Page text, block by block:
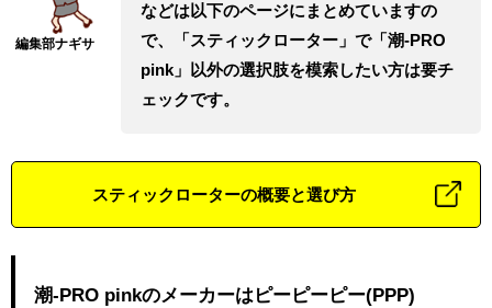
などは以下のページにまとめていますの
で、「スティックローター」で「潮-PRO
pink」以外の選択肢を模索したい方は要チ
ェックです。
スティックローターの概要と選び方
潮-PRO pinkのメーカーはピーピーピー(PPP)